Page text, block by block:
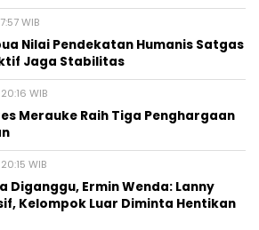
WIB
Nilai Pendekatan Humanis Satgas
Jaga Stabilitas
WIB
Merauke Raih Tiga Penghargaan
WIB
Diganggu, Ermin Wenda: Lanny
Kelompok Luar Diminta Hentikan